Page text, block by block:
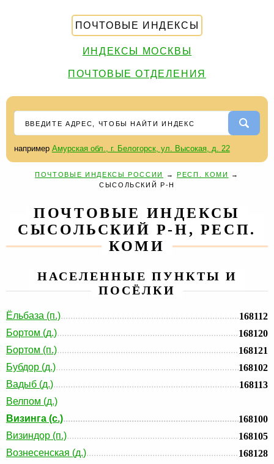
ПОЧТОВЫЕ ИНДЕКСЫ
ИНДЕКСЫ МОСКВЫ
ПОЧТОВЫЕ ОТДЕЛЕНИЯ
например Амурская обл., г. Белогорск, ул. Высокая, д. 22
ПОЧТОВЫЕ ИНДЕКСЫ РОССИИ →РЕСП. КОМИ
→
СЫСОЛЬСКИЙ Р-Н
ПОЧТОВЫЕ ИНДЕКСЫ
СЫСОЛЬСКИЙ Р-Н, РЕСП.
КОМИ
НАСЕЛЕННЫЕ ПУНКТЫ И
ПОСЁЛКИ
Ёльбаза (п.)
168112
Бортом (д.)
168120
Бортом (п.)
168121
Бубдор (д.)
168102
Вадыб (д.)
168113
Велпом (д.)
Визинга (с.)
168100
Визиндор (п.)
168105
Вознесенская (д.)
168128